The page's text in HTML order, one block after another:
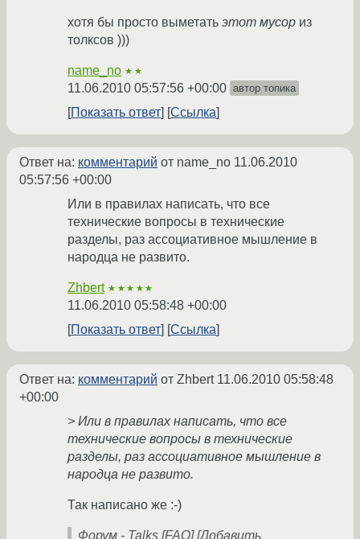
хотя бы просто выметать этот мусор из
толксов )))
name_no ★★
11.06.2010 05:57:56 +00:00 автор топика
Показать ответ Ссылка
Ответ на: комментарий от name_no 11.06.2010
05:57:56 +00:00
Или в правилах написать, что все
технические вопросы в технические
разделы, раз ассоциативное мышление в
народца не развито.
Zhbert ★★★★★
11.06.2010 05:58:48 +00:00
Показать ответ
Ссылка
Ответ на: комментарий от Zhbert 11.06.2010 05:58:48
+00:00
> Или в правилах написать, что все
технические вопросы в технические
разделы, раз ассоциативное мышление в
народца не развито.
Так написано же :-)
Форум - Talks [FAQ] [Добавить